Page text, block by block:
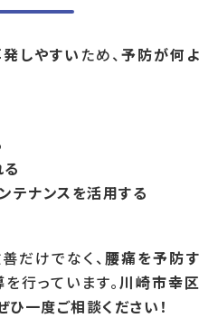
しやすいため、予防が何よ
テナンスを活用する
だけでなく、腰痛を予防す
を行っています。川崎市幸区
一度ご相談ください！